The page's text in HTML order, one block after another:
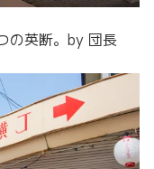
の英断。by 団長